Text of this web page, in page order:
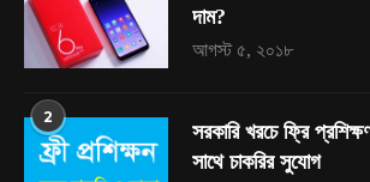
দাম?
আগস্ট ৫, ২০১৮
2
সরকারি খরচে ফ্রি
সাথে চাকরির সুযোগ